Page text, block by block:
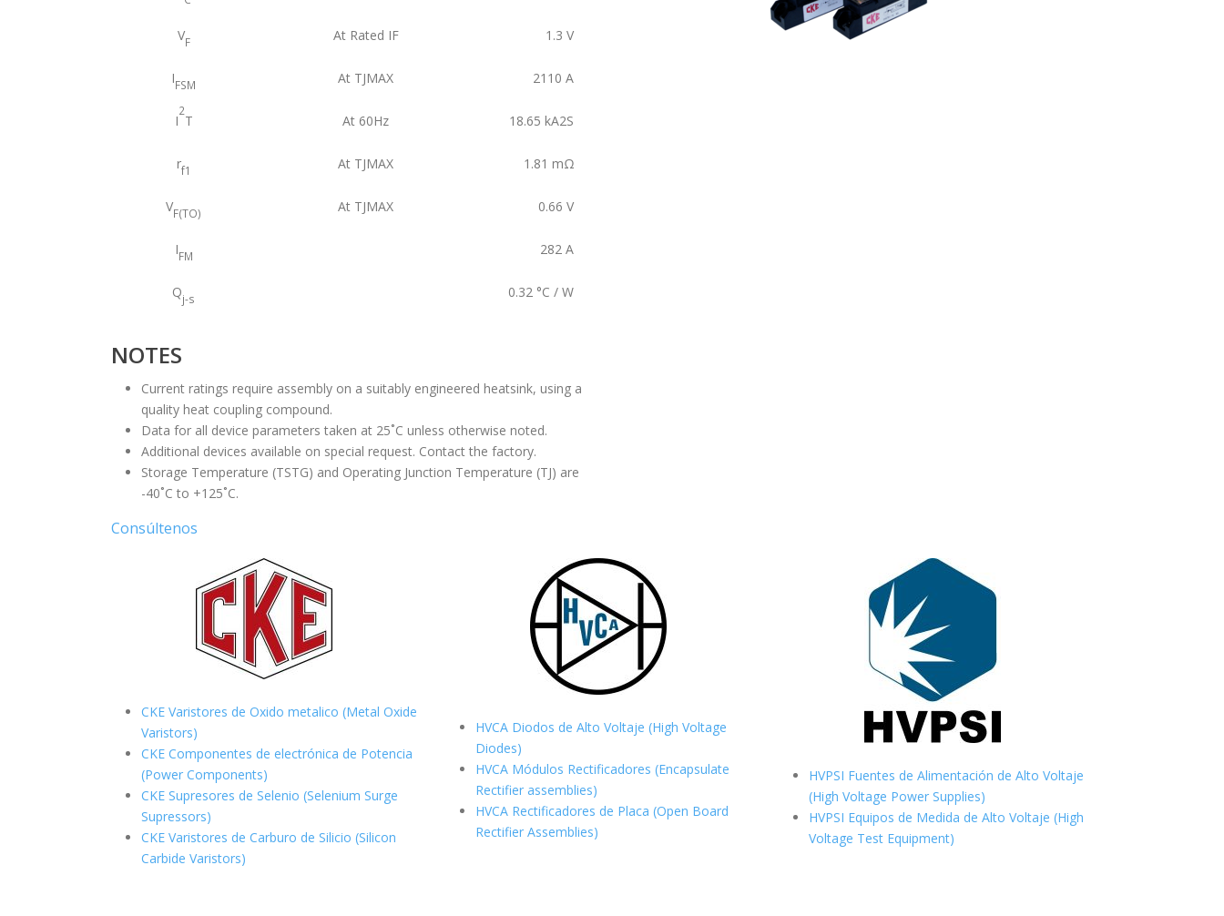
VF At Rated IF 1.3 V
IFSM At TJMAX 2110 A
I
2
T At 60Hz 18.65 kA2S
rf1 At TJMAX 1.81 mΩ
VF(TO) At TJMAX 0.66 V
IFM 282 A
Qj-s 0.32 °C / W
NOTES
Current ratings require assembly on a suitably engineered heatsink, using a
quality heat coupling compound.
Data for all device parameters taken at 25˚C unless otherwise noted.
Additional devices available on special request. Contact the factory.
Storage Temperature (TSTG) and Operating Junction Temperature (TJ) are
-40˚C to +125˚C.
Consúltenos
CKE Varistores de Oxido metalico (Metal Oxide
Varistors)
CKE Componentes de electrónica de Potencia
(Power Components)
CKE Supresores de Selenio (Selenium Surge
Supressors)
CKE Varistores de Carburo de Silicio (Silicon
Carbide Varistors)
HVCA Diodos de Alto Voltaje (High Voltage
Diodes)
HVCA Módulos Rectificadores (Encapsulate
Rectifier assemblies)
HVCA Rectificadores de Placa (Open Board
Rectifier Assemblies)
HVPSI Fuentes de Alimentación de Alto Voltaje
(High Voltage Power Supplies)
HVPSI Equipos de Medida de Alto Voltaje (High
Voltage Test Equipment)